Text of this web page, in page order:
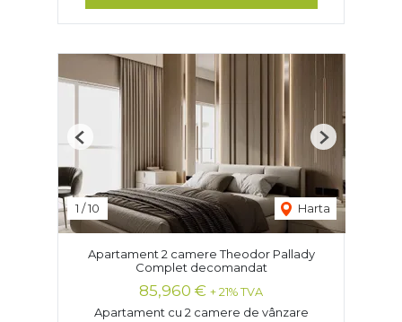
1 /10 Harta
Previous Next
Apartament 2 camere Theodor Pallady
Complet decomandat
85,960 € + 21% TVA
Apartament cu 2 camere de vânzare